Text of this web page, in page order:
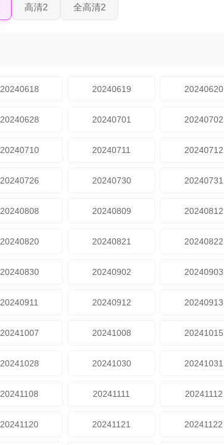
高清2 全高清2
20240618 20240619 20240620
20240628 20240701 20240702
20240710 20240711 20240712
20240726 20240730 20240731
20240808 20240809 20240812
20240820 20240821 20240822
20240830 20240902 20240903
20240911 20240912 20240913
20241007 20241008 20241015
20241028 20241030 20241031
20241108 20241111 20241112
20241120 20241121 20241122